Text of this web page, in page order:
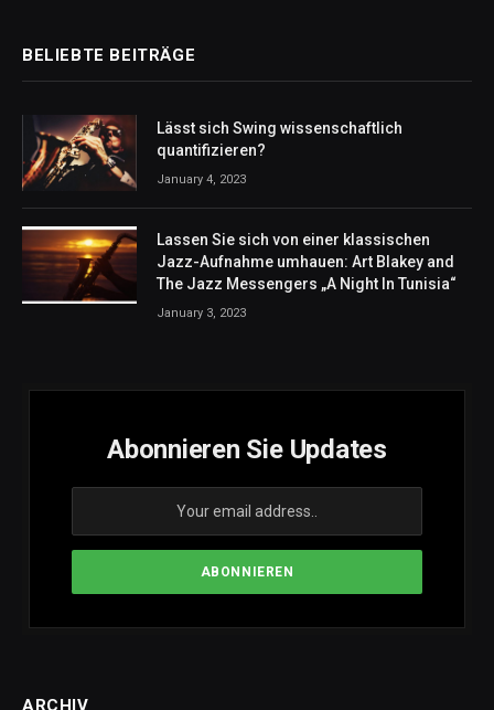
BELIEBTE BEITRÄGE
Lässt sich Swing wissenschaftlich
quantifizieren?
January 4, 2023
Lassen Sie sich von einer klassischen
Jazz-Aufnahme umhauen: Art Blakey and
The Jazz Messengers „A Night In Tunisia“
January 3, 2023
Abonnieren Sie Updates
ARCHIV